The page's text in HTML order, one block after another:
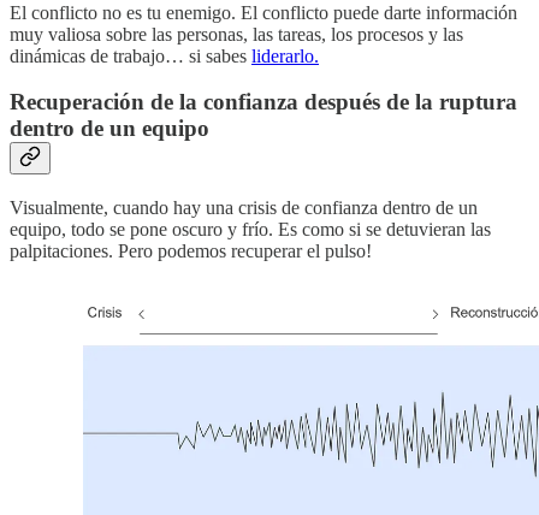
El conflicto no es tu enemigo. El conflicto puede darte información
muy valiosa sobre las personas, las tareas, los procesos y las
dinámicas de trabajo… si sabes liderarlo.
Recuperación de la confianza después de la ruptura
dentro de un equipo
Visualmente, cuando hay una crisis de confianza dentro de un
equipo, todo se pone oscuro y frío. Es como si se detuvieran las
palpitaciones. Pero podemos recuperar el pulso!